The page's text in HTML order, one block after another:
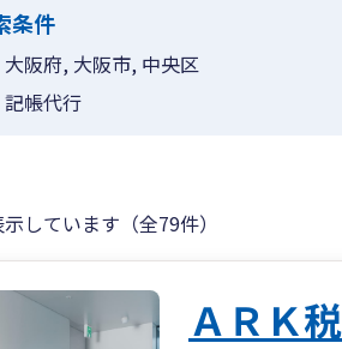
条件
大阪府, 大阪市, 中央区
記帳代行
しています（全79件）
ＡＲＫ